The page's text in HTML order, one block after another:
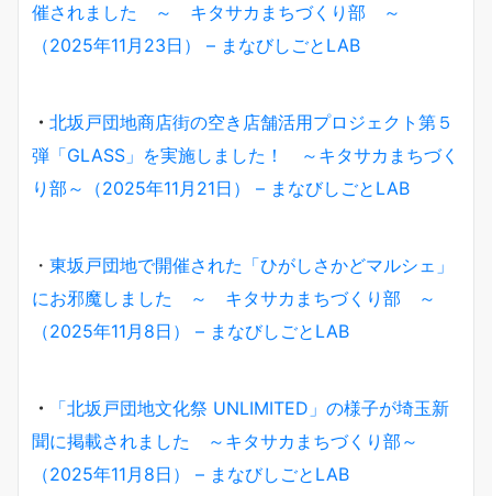
催されました ～ キタサカまちづくり部 ～
（2025年11月23日） – まなびしごとLAB
・ 北坂戸団地商店街の空き店舗活用プロジェクト第５
弾「GLASS」を実施しました！ ～キタサカまちづく
り部～（2025年11月21日） – まなびしごとLAB
・ 東坂戸団地で開催された「ひがしさかどマルシェ」
にお邪魔しました ～ キタサカまちづくり部 ～
（2025年11月8日） – まなびしごとLAB
・
「北坂戸団地文化祭 UNLIMITED」の様子が埼玉新
聞に掲載されました ～キタサカまちづくり部～
（2025年11月8日） – まなびしごとLAB